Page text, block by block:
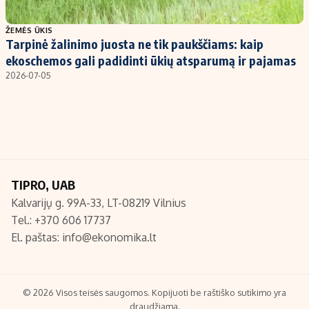
Populiarios temos
Investavimas
Akcijų rinka
Titulinis
Nedarbo išmokos skaičiuoklė
Redakcija
Turinio žymėjimo taisyklės
ŽEMĖS ŪKIS
Tarpinė žalinimo juosta ne tik paukščiams: kaip
ekoschemos gali padidinti ūkių atsparumą ir pajamas
2026-07-05
TIPRO, UAB
Kalvarijų g. 99A-33, LT-08219 Vilnius
Tel.: +370 606 17737
El. paštas: info@ekonomika.lt
© 2026 Visos teisės saugomos. Kopijuoti be raštiško sutikimo yra
draudžiama.